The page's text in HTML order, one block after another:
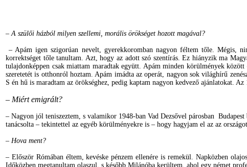
– A szülői házból milyen szellemi, morális örökséget hozott magával?
– Apám igen szigorúan nevelt, gyerekkoromban nagyon féltem tőle. Mégis,
korrektséget tőle tanultam. Azt, hogy az adott szó szentírás. Ez hiányzik ma
tulajdonképpen csak miattam maradtak együtt. Apám minden körülmények
szeretetét is otthonról hoztam. Apám imádta az operát, nagyon sok világhírű
S én hű is maradtam az örökséghez, pedig kaptam nagyon kedvező ajánlatokat.
– Miért emigrált?
– Nagyon jól teniszeztem, s valamikor 1948-ban Vad Dezsővel párosban
tanácsolta – tekintettel az egyéb körülményekre is – hogy hagyjam el az az országot.
– Hova ment?
– Először Rómában éltem, kevéske pénzem ellenére is remekül. Napközben
Időközben megtanultam olaszul, s később Milánóba kerültem, ahol egy német